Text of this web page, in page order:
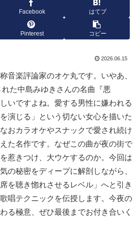
Facebook はてブ
Pinterest コピー
2026.06.15
音楽評論家のオケ丸です。いやあ、
た中島みゆきさんの名曲『悪
いですよね。愛する男性に嫌われる
演じる」という切ない女心を描いた
おカラオケやスナックで愛され続け
た名作です。なぜこの曲が夜の街で
惹きつけ、大ウケするのか。今回は
の秘密をディープに解剖しながら、
を聴き惚れさせるレベル」へと引き
唱テクニックを伝授します。今夜の
る極意、ぜひ最後までお付き合いく